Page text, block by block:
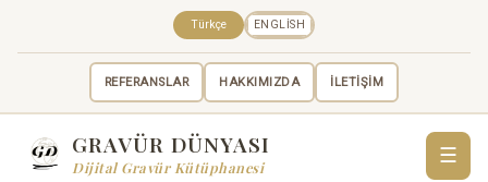
REFERANSLAR HAKKIMIZDA İLETİŞİM
Türkçe ENGLISH
GRAVÜR DÜNYASI
Dijital Gravür Kütüphanesi
☰